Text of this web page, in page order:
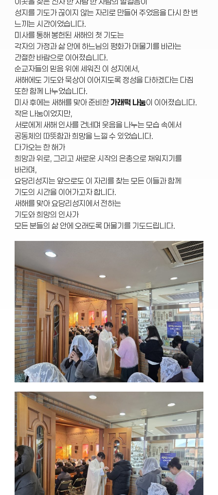
성지를 기도가 끊이지 않는 자리로 만들어 주었음을 다시 한 번
느끼는 시간이었습니다.
미사를 통해 봉헌된 새해의 첫 기도는
각자의 가정과 삶 안에 하느님의 평화가 머물기를 바라는
간절한 바람으로 이어졌습니다.
순교자들의 믿음 위에 세워진 이 성지에서,
새해에도 기도와 묵상이 이어지도록 정성을 다하겠다는 다짐
또한 함께 나누었습니다.
미사 후에는 새해를 맞아 준비한 가래떡 나눔이 이어졌습니다.
작은 나눔이었지만,
서로에게 새해 인사를 건네며 웃음을 나누는 모습 속에서
공동체의 따뜻함과 희망을 느낄 수 있었습니다.
다가오는 한 해가
희망과 위로, 그리고 새로운 시작의 은총으로 채워지기를
바라며,
요당리성지는 앞으로도 이 자리를 찾는 모든 이들과 함께
기도의 시간을 이어가고자 합니다.
새해를 맞아 요당리성지에서 전하는
기도와 희망의 인사가
모든 분들의 삶 안에 오래도록 머물기를 기도드립니다.